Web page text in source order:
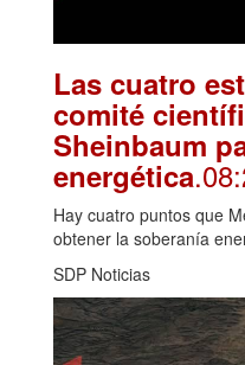
Las cuatro
comité
Sheinbaum
energética
Hay cuatro puntos que
obtener la soberanía
SDP Noticias